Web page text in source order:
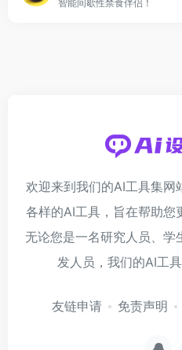
智能间歇性禁食伴侣！
欢迎来到我们的AI工具集网
各样的AI工具，旨在帮助您
无论您是一名研究人员、
发人员，我们的AI工
友链申请 免责声明